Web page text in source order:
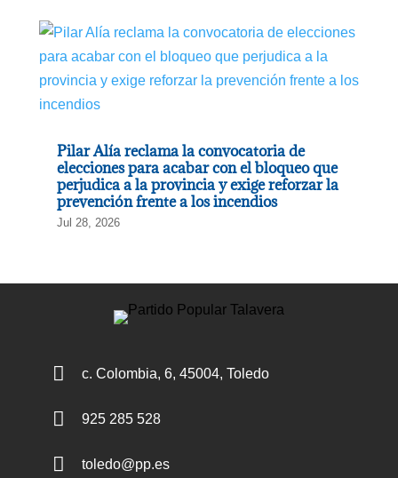
Pilar Alía reclama la convocatoria de
elecciones para acabar con el bloqueo que
perjudica a la provincia y exige reforzar la
prevención frente a los incendios
Jul 28, 2026
 c. Colombia, 6, 45004, Toledo
 925 285 528
 toledo@pp.es